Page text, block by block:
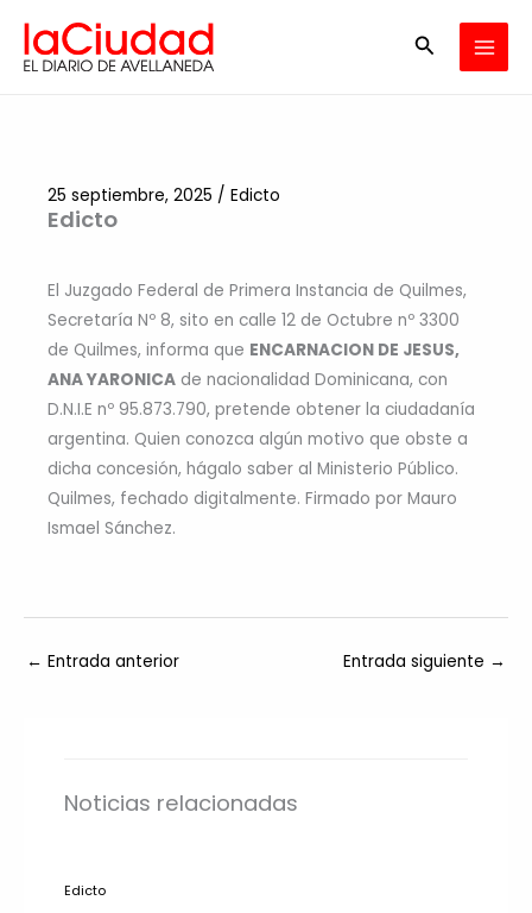
contenido
Buscar
Edicto
25 septiembre, 2025 / Edicto
El Juzgado Federal de Primera Instancia de Quilmes,
Secretaría Nº 8, sito en calle 12 de Octubre nº 3300
de Quilmes, informa que ENCARNACION DE JESUS,
ANA YARONICA de nacionalidad Dominicana, con
D.N.I.E nº 95.873.790, pretende obtener la ciudadanía
argentina. Quien conozca algún motivo que obste a
dicha concesión, hágalo saber al Ministerio Público.
Quilmes, fechado digitalmente. Firmado por Mauro
Ismael Sánchez.
← Entrada anterior Entrada siguiente →
Noticias relacionadas
Edicto